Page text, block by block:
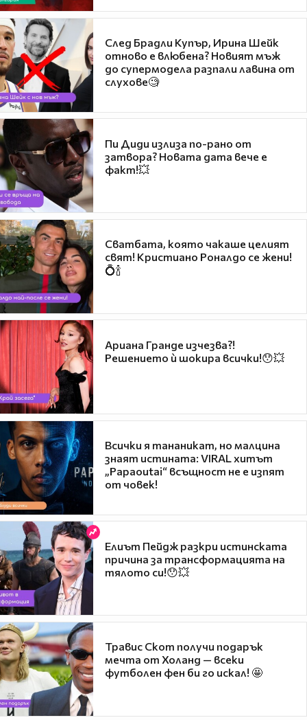
След Брадли Купър, Ирина Шейк
отново е влюбена? Новият мъж
до супермодела разпали лавина от
слухове🧐
Пи Диди излиза по-рано от
затвора? Новата дата вече е
факт!💥
Сватбата, която чакаше целият
свят! Кристиано Роналдо се жени!
💍🍾
Ариана Гранде изчезва?!
Решението ѝ шокира всички!😯💥
Всички я тананикат, но малцина
знаят истината: VIRAL хитът
„Papaoutai“ всъщност не е изпят
от човек!
Елиът Пейдж разкри истинската
причина за трансформацията на
тялото си!😯💥
Травис Скот получи подарък
мечта от Холанд — всеки
футболен фен би го искал! 🤩